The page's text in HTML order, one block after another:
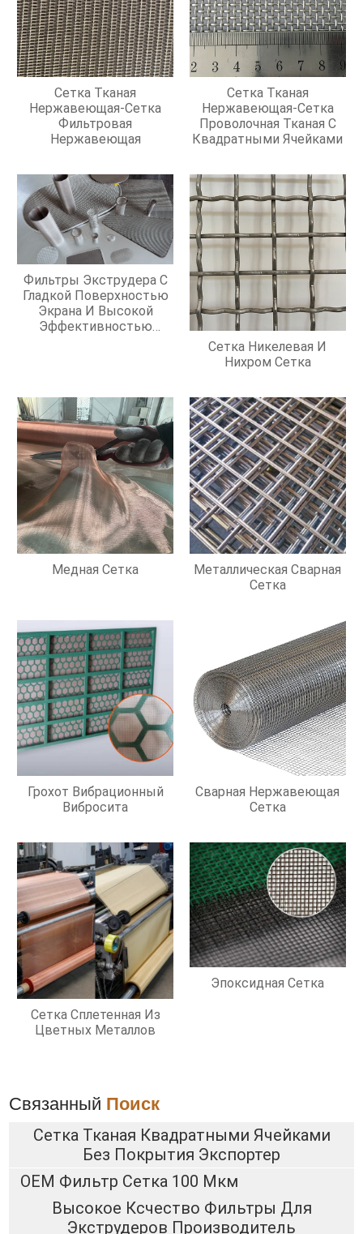
Сетка Тканая
Нержавеющая-Сетка
Фильтровая
Нержавеющая
Сетка Тканая
Нержавеющая-Сетка
Проволочная Тканая С
Квадратными Ячейками
Фильтры Экструдера С
Гладкой Поверхностью
Экрана И Высокой
Эффективностью
Сетка Никелевая И
Нихром Сетка
Медная Сетка
Металлическая Сварная
Сетка
Грохот Вибрационный
Вибросита
Сварная Нержавеющая
Сетка
Сетка Сплетенная Из
Цветных Металлов
Эпоксидная Сетка
Связанный Поиск
Сетка Тканая Квадратными Ячейками
Без Покрытия Экспортер
OEM Фильтр Сетка 100 Мкм
Высокое Ксчество Фильтры Для
Экструдеров Производитель